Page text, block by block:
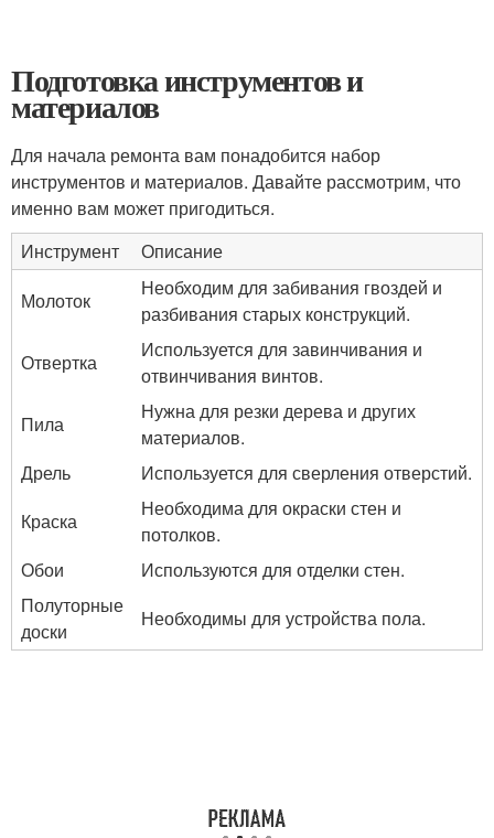
Подготовка инструментов и
материалов
Для начала ремонта вам понадобится набор
инструментов и материалов. Давайте рассмотрим, что
именно вам может пригодиться.
Инструмент
Описание
Молоток
Необходим для забивания гвоздей и
разбивания старых конструкций.
Отвертка
Используется для завинчивания и
отвинчивания винтов.
Пила
Нужна для резки дерева и других
материалов.
Дрель
Используется для сверления отверстий.
Краска
Необходима для окраски стен и
потолков.
Обои
Используются для отделки стен.
Полуторные
доски
Необходимы для устройства пола.